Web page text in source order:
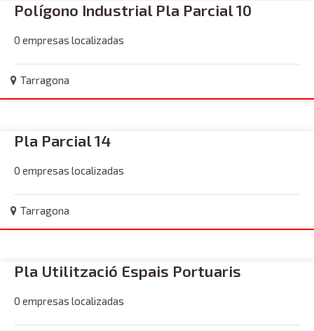
Polígono Industrial Pla Parcial 10
0 empresas localizadas
Tarragona
Pla Parcial 14
0 empresas localizadas
Tarragona
Pla Utilització Espais Portuaris
0 empresas localizadas